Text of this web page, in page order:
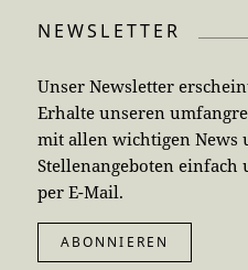
NEWSLETTER
Unser Newsletter
Erhalte unseren
mit allen wichtigen News
Stellenangeboten
per E-Mail.
ABONNIEREN